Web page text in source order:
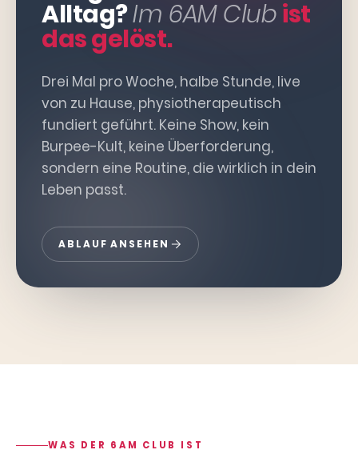
Alltag?Im 6AM Clubist
das gelöst.
Drei Mal pro Woche, halbe Stunde, live
von zu Hause, physiotherapeutisch
fundiert geführt. Keine Show, kein
Burpee-Kult, keine Überforderung,
sondern eine Routine, die wirklich in dein
Leben passt.
ABLAUF ANSEHEN
WAS DER 6AM CLUB IST